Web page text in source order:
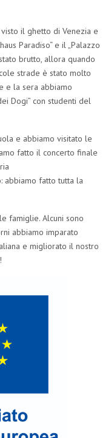
il ghetto di Venezia e
Paradiso“ e il „Palazzo
brutto, allora quando
strade è stato molto
e la sera abbiamo
Dogi” con studenti del
e abbiamo visitato le
fatto il concerto finale
abbiamo fatto tutta la
famiglie. Alcuni sono
abbiamo imparato
e migliorato il nostro